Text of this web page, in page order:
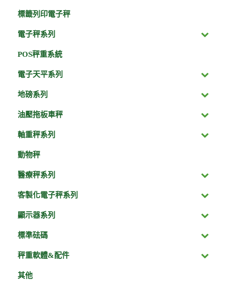
標籤列印電子秤
電子秤系列
POS秤重系統
電子天平系列
地磅系列
油壓拖板車秤
軸重秤系列
動物秤
醫療秤系列
客製化電子秤系列
顯示器系列
標準砝碼
秤重軟體&配件
其他